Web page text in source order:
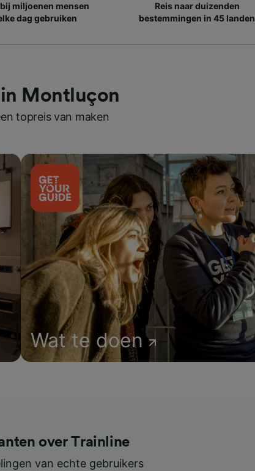
miljoenen mensen
dag gebruiken
Reis naar duizenden
bestemmingen in 45 landen
Montluçon
topreis van maken
Wat te doen
over Trainline
van echte gebruikers